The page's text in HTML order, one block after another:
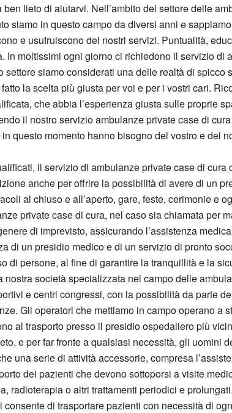
lieto di aiutarvi. Nell’ambito del settore delle
siamo in questo campo da diversi anni e
e usufruiscono dei nostri servizi. Puntualità,
moltissimi ogni giorno ci richiedono il servizio di
siamo considerati una delle realtà di spicco
la scelta più giusta per voi e per i vostri cari.
che abbia l’esperienza giusta sulle proprie
il nostro servizio ambulanze private case di
questo momento hanno bisogno del vostro e del
il servizio di ambulanze private case di cura
anche per offrire la possibilità di avere di un
al chiuso e all’aperto, gare, feste, cerimonie e
private case di cura, nel caso sia chiamata per
di imprevisto, assicurando l’assistenza
di un presidio medico e di un servizio di pronto
di persone, al fine di garantire la tranquillità e la
società specializzata nel campo delle
e centri congressi, con la possibilità da parte
Gli operatori che mettiamo in campo operano a
al trasporto presso il presidio ospedaliero più
e per far fronte a qualsiasi necessità, gli uomini
una serie di attività accessorie, compresa
dei pazienti che devono sottoporsi a visite
radioterapia o altri trattamenti periodici e
di trasportare pazienti con necessità di